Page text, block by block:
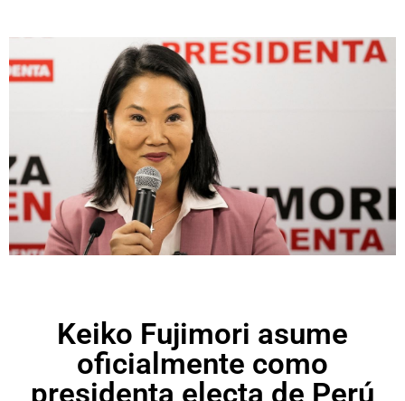
Keiko Fujimori asume
oficialmente como
presidenta electa de Perú